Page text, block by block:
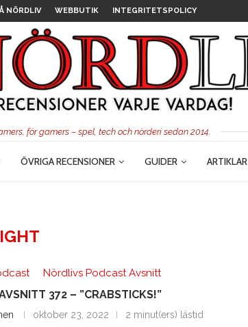
NÖRDLIV WEBBUTIK INTEGRITETSPOLICY
för gamers – spel, tech och nörderi sedan 2014.
ÖVRIGA RECENSIONER GUIDER ARTIKLAR
Nördlivs Podcast Avsnitt
372 – ”CRABSTICKS!”
oktober 23, 2022 2 minut(ers) lästid